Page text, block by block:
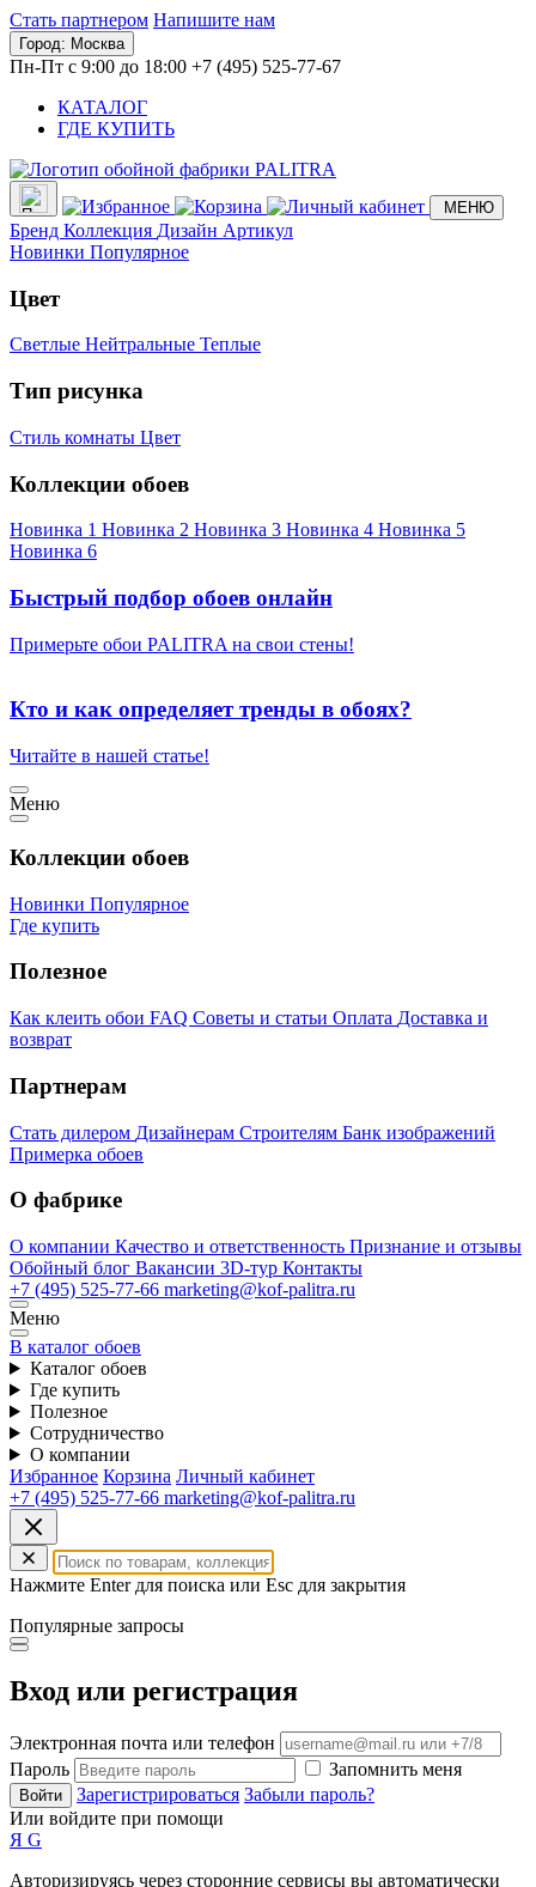
Стать партнером Напишите нам
Город: Москва
Пн-Пт с 9:00 до 18:00 +7 (495) 525-77-67
КАТАЛОГ
ГДЕ КУПИТЬ
МЕНЮ
Бренд Коллекция Дизайн Артикул
Новинки Популярное
Цвет
Светлые Нейтральные Теплые
Тип рисунка
Стиль комнаты Цвет
Коллекции обоев
Новинка 1 Новинка 2 Новинка 3 Новинка 4 Новинка 5
Новинка 6
Быстрый подбор обоев онлайн
Примерьте обои PALITRA на свои стены!
Кто и как определяет тренды в обоях?
Читайте в нашей статье!
Меню
Коллекции обоев
Новинки Популярное
Где купить
Полезное
Как клеить обои FAQ Советы и статьи Оплата Доставка и
возврат
Партнерам
Стать дилером Дизайнерам Строителям Банк изображений
Примерка обоев
О фабрике
О компании Качество и ответственность Признание и отзывы
Обойный блог Вакансии 3D-тур Контакты
+7 (495) 525-77-66 marketing@kof-palitra.ru
Меню
В каталог обоев
Каталог обоев
Где купить
Полезное
Сотрудничество
О компании
Избранное Корзина Личный кабинет
+7 (495) 525-77-66 marketing@kof-palitra.ru
Нажмите Enter для поиска или Esc для закрытия
Популярные запросы
Вход или регистрация
Электронная почта или телефон
Пароль
Запомнить меня
Войти Зарегистрироваться Забыли пароль?
Или войдите при помощи
Я G
Авторизируясь через сторонние сервисы вы автоматически